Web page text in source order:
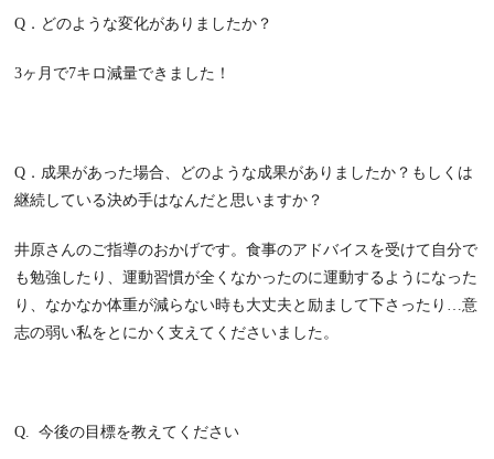
Q．どのような変化がありましたか？
3ヶ月で7キロ減量できました！
Q．成果があった場合、どのような成果がありましたか？もしくは
継続している決め手はなんだと思いますか？
井原さんのご指導のおかげです。食事のアドバイスを受けて自分で
も勉強したり、運動習慣が全くなかったのに運動するようになった
り、なかなか体重が減らない時も大丈夫と励まして下さったり …意
志の弱い私をとにかく支えてくださいました。
Q. 今後の目標を教えてください